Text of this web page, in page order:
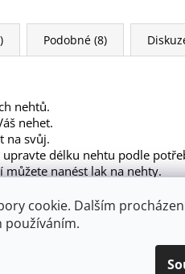
cookie. Dalším
používáním.
Podobné (8)
nehtů.
nehet.
na svůj.
upravte délku nehtu podle
můžete nanést lak na nehty.
pokud máte poškozené či
mimo dosah dětí.